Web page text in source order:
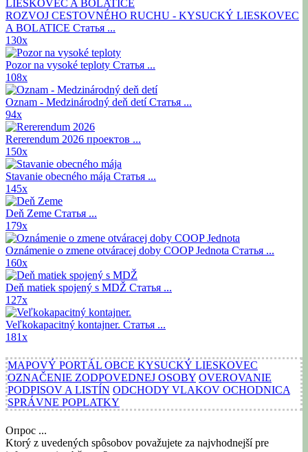
ROZVOJ CESTOVNÉHO RUCHU - KYSUCKÝ LIESKOVEC
A BOLATICE Статья ...
130x
Pozor na vysoké teploty Статья ...
108x
Oznam - Medzinárodný deň detíСтатья ...
94x
Rererendum 2026 проектов ...
150x
Stavanie obecného mája Статья ...
145x
Deň Zeme Статья ...
179x
Oznámenie o zmene otváracej doby COOP Jednota Статья ...
160x
Deň matiek spojený s MDŽ Статья ...
127x
Veľkokapacitný kontajner. Статья ...
181x
MAPOVÝ PORTÁL OBCE KYSUCKÝ LIESKOVEC
OZNAČENIE ZODPOVEDNEJ OSOBY OVEROVANIE
PODPISOV A LISTÍN ODCHODY VLAKOV OCHODNICA
SPRÁVNE POPLATKY
Опрос ...
Ktorý z uvedených spôsobov považujete za najvhodnejší pre